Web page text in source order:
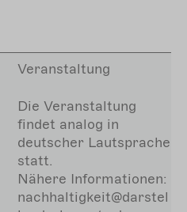
Veranstaltung
Die Veranstaltung
findet analog in
deutscher Lautsprache
statt.
Nähere Informationen:
nachhaltigkeit@darstel